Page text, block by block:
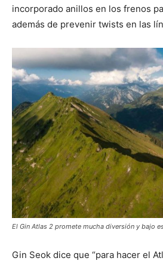
incorporado anillos en los frenos
además de prevenir twists en las
El Gin Atlas 2 promete mucha diversión y bajo
Gin Seok dice que “para hacer el